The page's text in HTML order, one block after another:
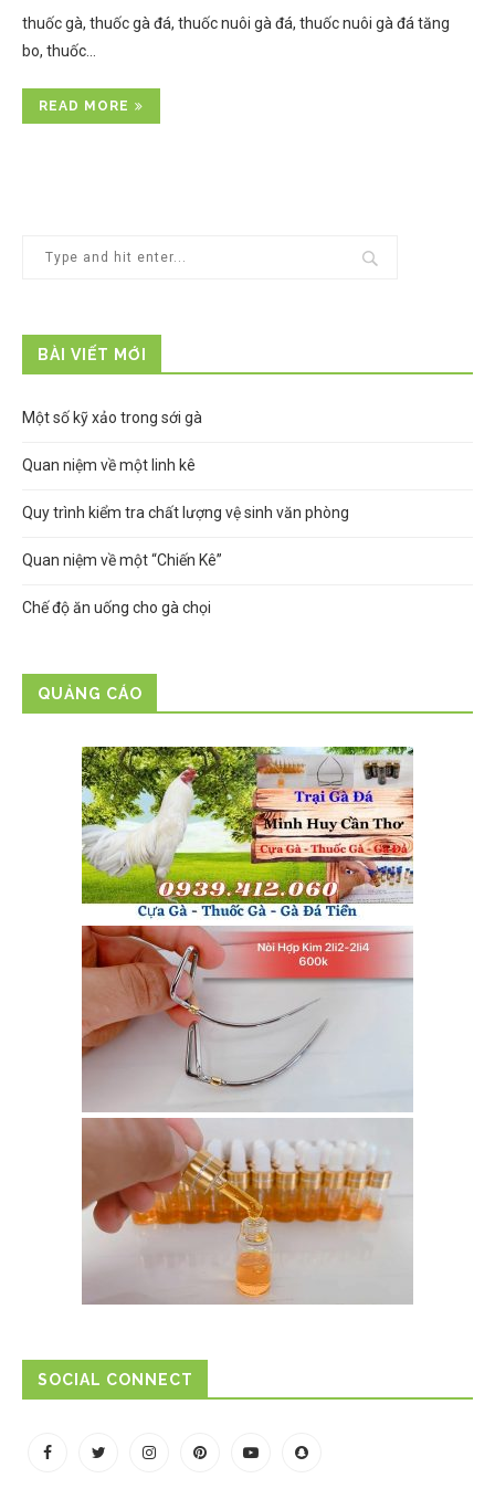
thuốc gà, thuốc gà đá, thuốc nuôi gà đá, thuốc nuôi gà đá tăng
bo, thuốc…
READ MORE
BÀI VIẾT MỚI
Một số kỹ xảo trong sới gà
Quan niệm về một linh kê
Quy trình kiểm tra chất lượng vệ sinh văn phòng
Quan niệm về một “Chiến Kê”
Chế độ ăn uống cho gà chọi
QUẢNG CÁO
SOCIAL CONNECT